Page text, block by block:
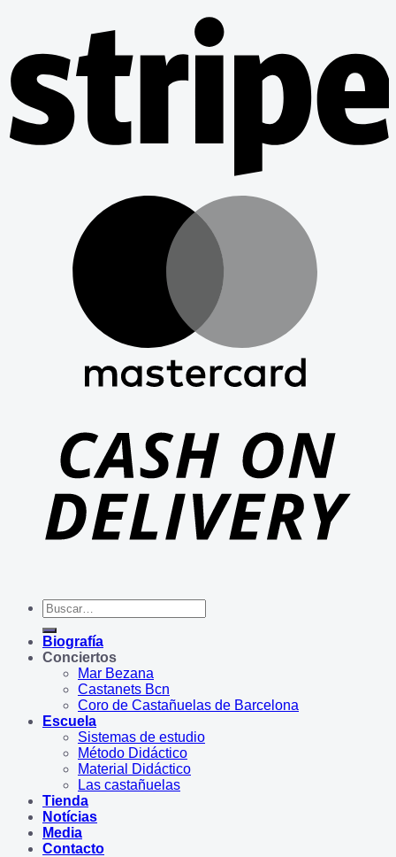
Buscar
por:
Biografía
Conciertos
Mar Bezana
Castanets Bcn
Coro de Castañuelas de Barcelona
Escuela
Sistemas de estudio
Método Didáctico
Material Didáctico
Las castañuelas
Tienda
Notícias
Media
Contacto